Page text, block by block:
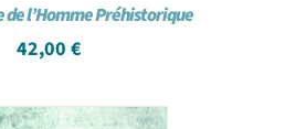
de l’Homme Préhistorique
42,00 €